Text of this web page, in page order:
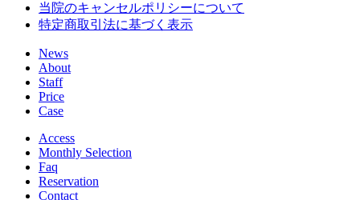
当院のキャンセルポリシーについて
特定商取引法に基づく表示
News
About
Staff
Price
Case
Access
Monthly Selection
Faq
Reservation
Contact